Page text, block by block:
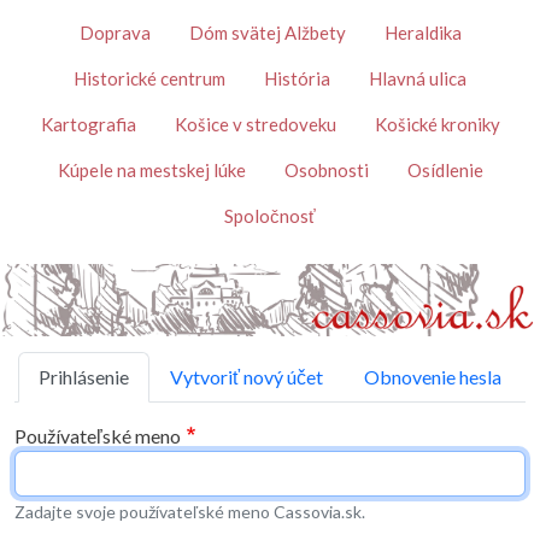
TémyDoprava Dóm svätej Alžbety Heraldika
Historické centrum História Hlavná ulica
Kartografia Košice v stredoveku Košické kroniky
Kúpele na mestskej lúke Osobnosti Osídlenie
Spoločnosť
Primárne karty
Prihlásenie Vytvoriť nový účet Obnovenie hesla
Používateľské meno
Zadajte svoje používateľské meno Cassovia.sk.